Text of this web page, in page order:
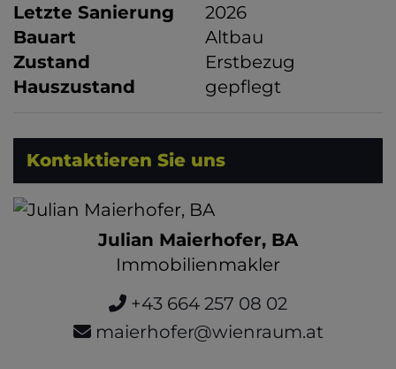
Letzte Sanierung
2026
Bauart
Altbau
Zustand
Erstbezug
Hauszustand
gepflegt
Kontaktieren Sie uns
Julian Maierhofer, BA
Immobilienmakler
+43 664 257 08 02
maierhofer@wienraum.at